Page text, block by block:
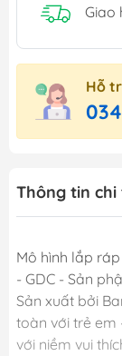
Giao
Hỗ
Thông tin chi
Mô hình lắp
- GDC - Sản
Sản xuất bởi
toàn với trẻ em
với niềm vui